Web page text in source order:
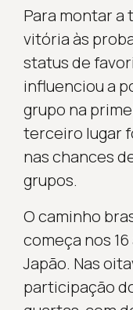
Para montar a
vitória às
status de
influenciou a
grupo na
terceiro lugar
nas chances
grupos.
O caminho
começa nos
Japão. Nas
participação